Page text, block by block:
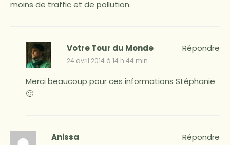
moins de traffic et de pollution.
Votre Tour du Monde
24 avril 2014 à 14 h 44 min
Merci beaucoup pour ces informations Stéphanie
🙂
Répondre
Anissa Répondre